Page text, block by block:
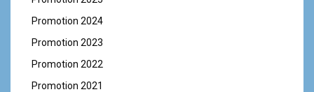
Promotion 2024
Promotion 2023
Promotion 2022
Promotion 2021